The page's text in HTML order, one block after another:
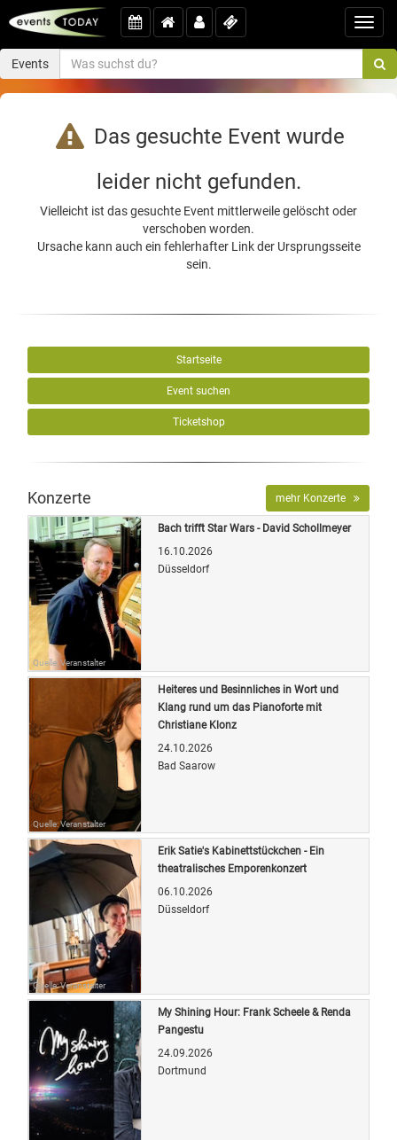
Events
Das gesuchte Event wurde
leider nicht gefunden.
Vielleicht ist das gesuchte Event mittlerweile gelöscht oder
verschoben worden.
Ursache kann auch ein fehlerhafter Link der Ursprungsseite
sein.
Startseite
Event suchen
Ticketshop
Konzerte mehr Konzerte
Quelle: Veranstalter
Bach trifft Star Wars - David Schollmeyer
16.10.2026
Düsseldorf
Quelle: Veranstalter
Heiteres und Besinnliches in Wort und
Klang rund um das Pianoforte mit
Christiane Klonz
24.10.2026
Bad Saarow
Quelle: Veranstalter
Erik Satie's Kabinettstückchen - Ein
theatralisches Emporenkonzert
06.10.2026
Düsseldorf
My Shining Hour: Frank Scheele & Renda
Pangestu
24.09.2026
Dortmund